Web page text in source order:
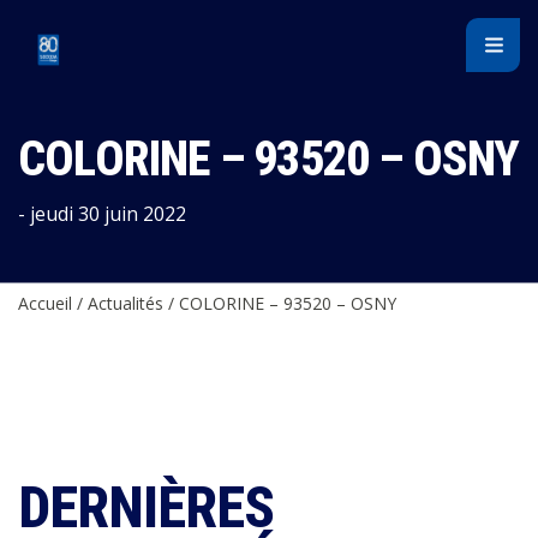
COLORINE – 93520 – OSNY
- jeudi 30 juin 2022
Accueil / Actualités / COLORINE – 93520 – OSNY
DERNIÈRES